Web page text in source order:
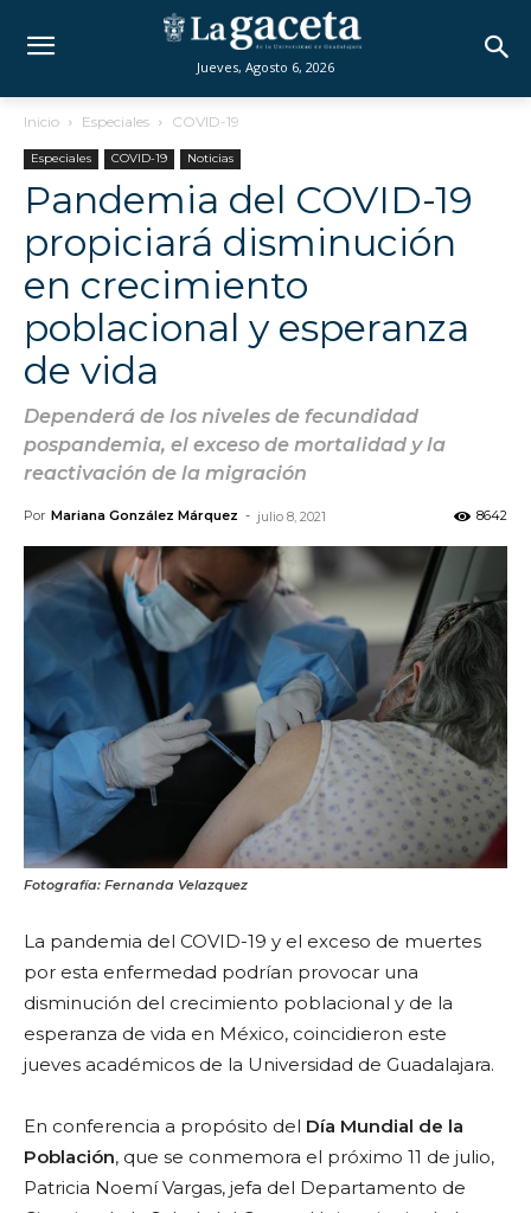
Jueves, Agosto 6, 2026
Inicio Especiales COVID-19
Especiales COVID-19 Noticias
Pandemia del COVID-19
propiciará disminución
en crecimiento
poblacional y esperanza
de vida
Dependerá de los niveles de fecundidad
pospandemia, el exceso de mortalidad y la
reactivación de la migración
Por Mariana González Márquez - julio 8, 2021 8642
Fotografía: Fernanda Velazquez
La pandemia del COVID-19 y el exceso de muertes
por esta enfermedad podrían provocar una
disminución del crecimiento poblacional y de la
esperanza de vida en México, coincidieron este
jueves académicos de la Universidad de Guadalajara.
En conferencia a propósito del Día Mundial de la
Población, que se conmemora el próximo 11 de julio,
Patricia Noemí Vargas, jefa del Departamento de